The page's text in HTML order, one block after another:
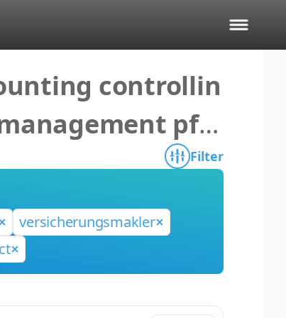
controllin
pfle
Filter
versicherungsmakler